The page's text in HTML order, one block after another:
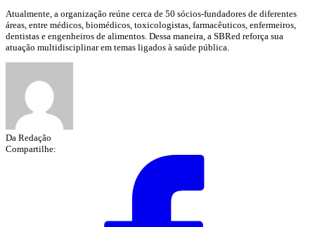
Atualmente, a organização reúne cerca de 50 sócios-fundadores de diferentes
áreas, entre médicos, biomédicos, toxicologistas, farmacêuticos, enfermeiros,
dentistas e engenheiros de alimentos. Dessa maneira, a SBRed reforça sua
atuação multidisciplinar em temas ligados à saúde pública.
Da Redação
Compartilhe: